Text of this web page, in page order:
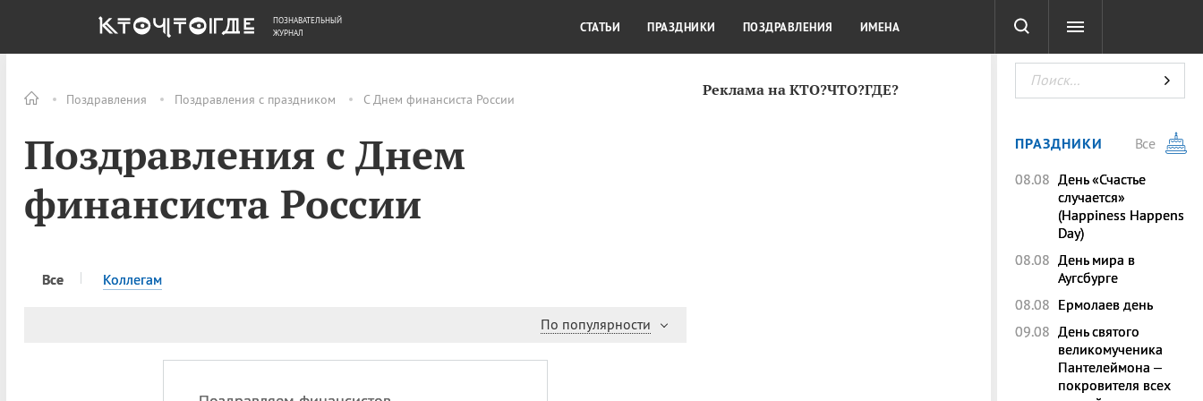
Поздравления Поздравления с праздником С Днем финансиста России
Поздравления с Днем
финансиста России
Все Коллегам
По популярности
Реклама на КТО?ЧТО?ГДЕ?
ОБЩЕСТВО ДЕНЬГИ КУЛЬТУРА КРАСОТА ТЕСТЫ
ПОЗНАВАТЕЛЬНЫЙ
ЖУРНАЛ
СТАТЬИ ПРАЗДНИКИ ПОЗДРАВЛЕНИЯ ИМЕНА
ПРАЗДНИКИ
Все
08.08 День «Счастье
случается»
(Happiness Happens
Day)
08.08 День мира в
Аугсбурге
08.08 Ермолаев день
09.08 День святого
великомученика
Пантелеймона –
покровителя всех